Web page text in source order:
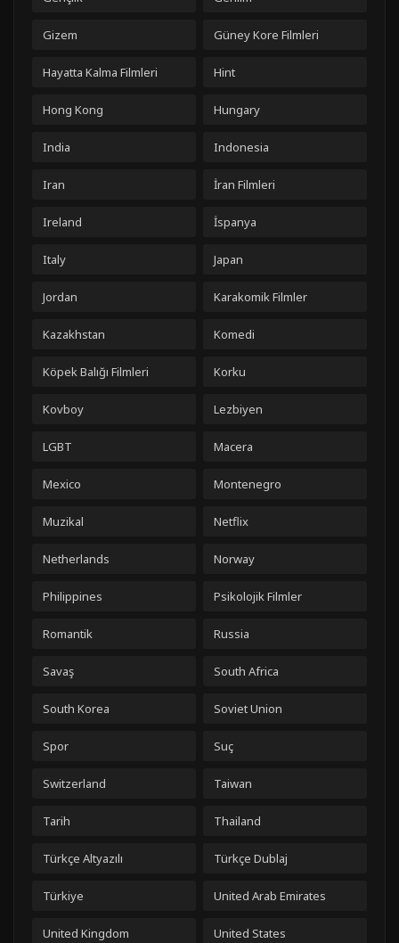
Gizem Güney Kore Filmleri
Hayatta Kalma Filmleri Hint
Hong Kong Hungary
India Indonesia
Iran İran Filmleri
Ireland İspanya
Italy Japan
Jordan Karakomik Filmler
Kazakhstan Komedi
Köpek Balığı Filmleri Korku
Kovboy Lezbiyen
LGBT Macera
Mexico Montenegro
Muzikal Netflix
Netherlands Norway
Philippines Psikolojik Filmler
Romantik Russia
Savaş South Africa
South Korea Soviet Union
Spor Suç
Switzerland Taiwan
Tarih Thailand
Türkçe Altyazılı Türkçe Dublaj
Türkiye United Arab Emirates
United Kingdom United States